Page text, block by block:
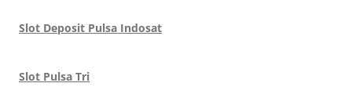
Slot Deposit Pulsa Indosat
Slot Pulsa Tri